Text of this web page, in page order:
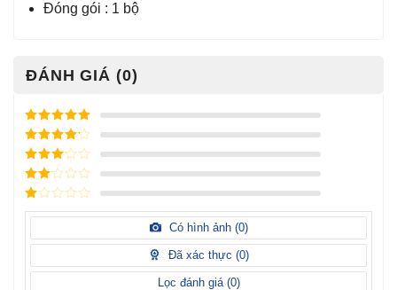
Đóng gói : 1 bộ
ĐÁNH GIÁ (0)
Được xếp
hạng
5
5
sao
Được xếp
hạng
4
5
sao
Được
xếp
hạng3
5 sao
Được
hạng
sao
Được
hạng
1
sao
Có hình ảnh (0)
Đã xác thực (0)
Lọc đánh giá (0)